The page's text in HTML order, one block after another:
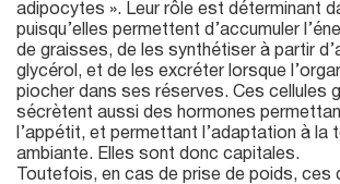
adipocytes ». Leur rôle est déterminant
puisqu’elles permettent d’accumuler
de graisses, de les synthétiser à partir
glycérol, et de les excréter lorsque
piocher dans ses réserves. Ces cellules
sécrètent aussi des hormones
l’appétit, et permettant l’adaptation à la
ambiante. Elles sont donc capitales.
Toutefois, en cas de prise de poids, ces